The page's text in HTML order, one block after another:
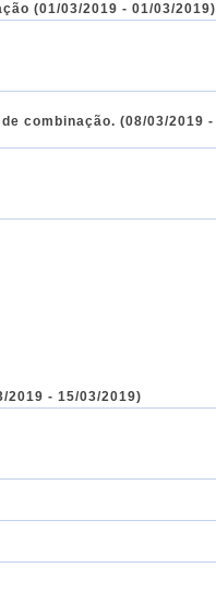
e Janelas de Confirmação (01/03/2019 - 01/03/2019)
combinação. (08/03/2019 -
2019 - 15/03/2019)